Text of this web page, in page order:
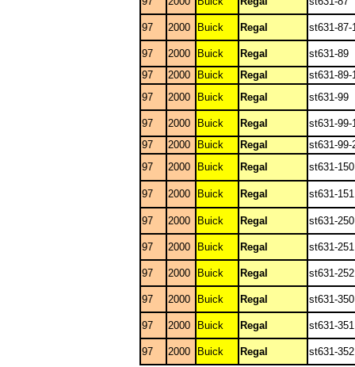
97 2000 Buick Regal st631-87-
97 2000 Buick Regal
st631-89
97
2000 Buick Regal
st631-89-
97
2000 Buick Regal st631-99
97 2000 Buick Regal
st631-99-
97
2000 Buick Regal
st631-99-
97
2000 Buick Regal st631-150
97 2000 Buick Regal st631-151
97 2000 Buick Regal st631-250
97 2000 Buick Regal st631-251
97 2000 Buick Regal st631-252
97 2000 Buick Regal st631-350
97 2000 Buick Regal st631-351
97 2000 Buick Regal st631-352